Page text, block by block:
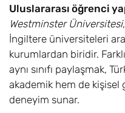
Creative Writing
and English with
Foundation BA
8,10
Criminology with
Foundation BA
8,10
Uluslararası öğrenci
Westminster Üniversitesi
İngiltere üniversiteleri
kurumlardan biridir.
aynı sınıfı paylaşmak,
akademik hem de kişisel
deneyim sunar.